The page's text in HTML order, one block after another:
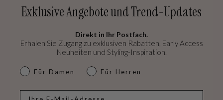
Exklusive Angebote und Trend-Updates
Direkt in Ihr Postfach.
Erhalen Sie Zugang zu exklusiven Rabatten, Early Access
Neuheiten und Styling-Inspiration.
dames & heren
Für Damen Für Herren